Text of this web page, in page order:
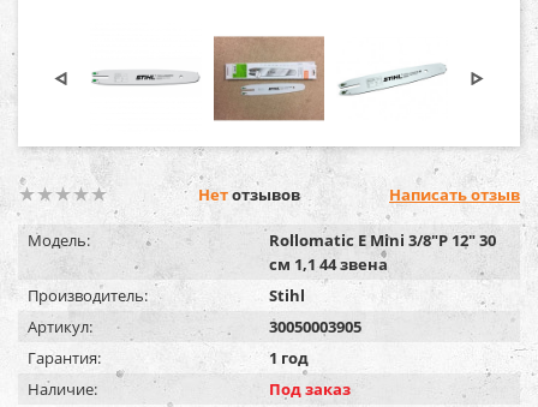
Нетотзывов Написать отзыв
Модель:
Rollomatic E Mini 3/8"P 12" 30
см 1,1 44 звена
Производитель:
Stihl
Артикул:
30050003905
Гарантия:
1 год
Наличие:
Под заказ